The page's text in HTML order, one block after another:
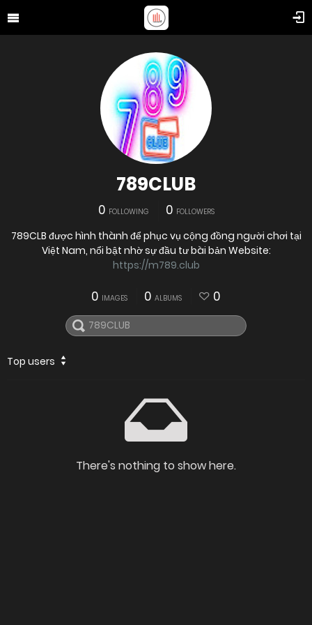
789CLUB
0 FOLLOWING 0 FOLLOWERS
789CLB được hình thành để phục vụ cộng đồng người chơi tại
Việt Nam, nổi bật nhờ sự đầu tư bài bản Website:
https://m789.club
0 IMAGES 0 ALBUMS 0
Top users
There's nothing to show here.